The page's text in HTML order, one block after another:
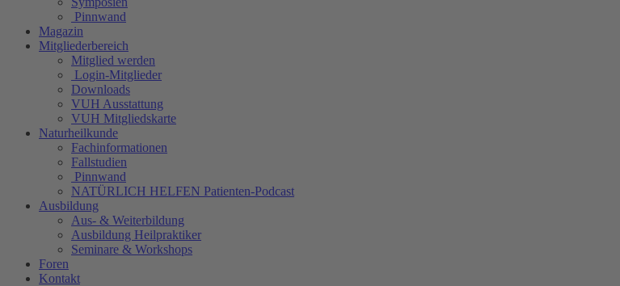
Pinnwand
Magazin
Mitgliederbereich
Mitglied werden
Login-Mitglieder
Downloads
VUH Ausstattung
VUH Mitgliedskarte
Naturheilkunde
Fachinformationen
Fallstudien
Pinnwand
NATÜRLICH HELFEN Patienten-Podcast
Ausbildung
Aus- & Weiterbildung
Ausbildung Heilpraktiker
Seminare & Workshops
Foren
Kontakt